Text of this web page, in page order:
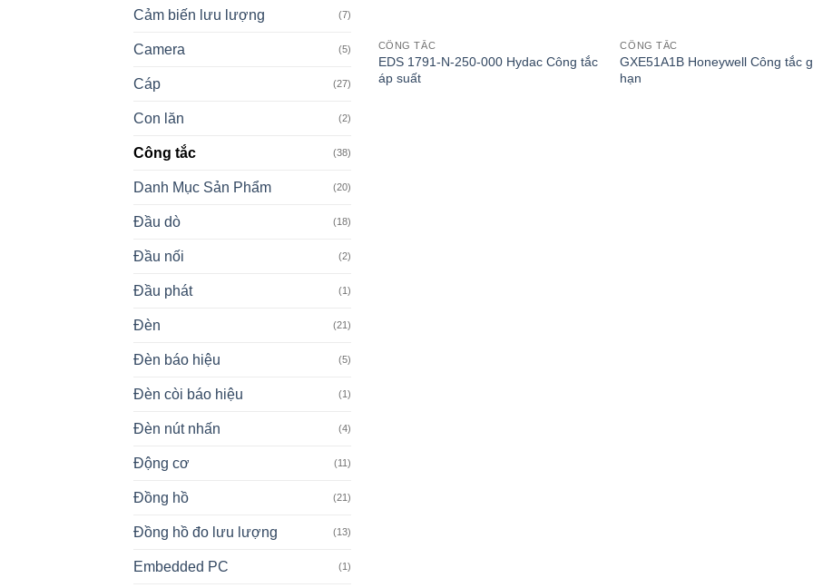
Cảm biến lưu lượng (7)
Camera (5)
Cáp (27)
Con lăn (2)
Công tắc (38)
Danh Mục Sản Phẩm (20)
Đầu dò (18)
Đầu nối (2)
Đầu phát (1)
Đèn (21)
Đèn báo hiệu (5)
Đèn còi báo hiệu (1)
Đèn nút nhấn (4)
Động cơ (11)
Đồng hồ (21)
Đồng hồ đo lưu lượng (13)
Embedded PC (1)
CÔNG TẮC
EDS 1791-N-250-000 Hydac Công tắc
áp suất
CÔNG TẮC
GXE51A1B Honeywell Công tắc
hạn